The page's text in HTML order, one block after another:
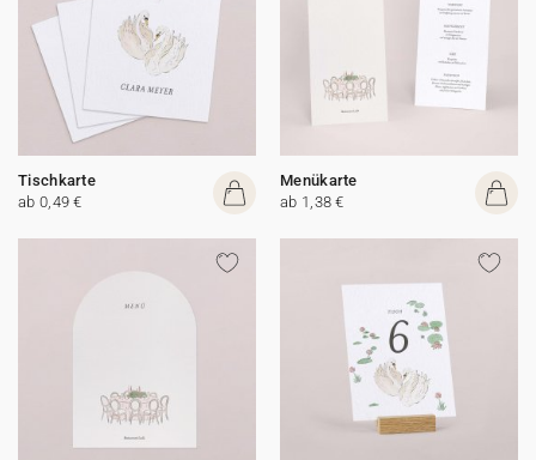
Tischkarte
ab 0,49 €
Menükarte
ab 1,38 €